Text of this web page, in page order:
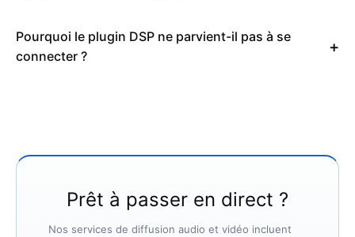
Pourquoi le plugin DSP ne parvient-il pas à se
connecter ?
Prêt à passer en direct ?
Nos services de diffusion audio et vidéo incluent